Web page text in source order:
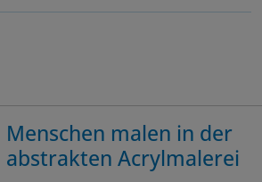
Menschen malen in der
abstrakten Acrylmalerei